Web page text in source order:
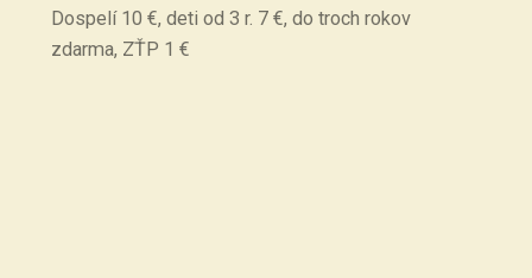
Dospelí 10 €, deti od 3 r. 7 €, do troch rokov
zdarma, ZŤP 1 €